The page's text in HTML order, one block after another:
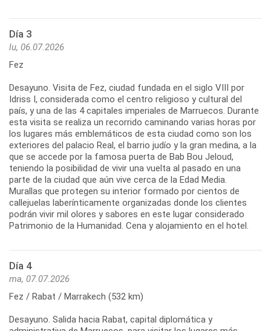
Día 3
lu, 06.07.2026
Fez
Desayuno. Visita de Fez, ciudad fundada en el siglo VIII por
Idriss I, considerada como el centro religioso y cultural del
país, y una de las 4 capitales imperiales de Marruecos. Durante
esta visita se realiza un recorrido caminando varias horas por
los lugares más emblemáticos de esta ciudad como son los
exteriores del palacio Real, el barrio judío y la gran medina, a la
que se accede por la famosa puerta de Bab Bou Jeloud,
teniendo la posibilidad de vivir una vuelta al pasado en una
parte de la ciudad que aún vive cerca de la Edad Media.
Murallas que protegen su interior formado por cientos de
callejuelas laberínticamente organizadas donde los clientes
podrán vivir mil olores y sabores en este lugar considerado
Patrimonio de la Humanidad. Cena y alojamiento en el hotel.
Día 4
ma, 07.07.2026
Fez / Rabat / Marrakech (532 km)
Desayuno. Salida hacia Rabat, capital diplomática y